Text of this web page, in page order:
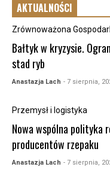
AKTUALNOŚCI
Zrównoważona
Bałtyk w kryzysie.
stad ryb
Anastazja Lach - 7 sierpnia,
Przemysł i logistyka
Nowa wspólna polityka
producentów rzepaku
Anastazja Lach - 7 sierpnia,